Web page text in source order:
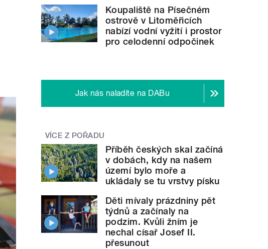
Koupaliště na Písečném
ostrově v Litoměřicích
nabízí vodní vyžití i prostor
pro celodenní odpočinek
Jak nás naladíte na DABu
VÍCE Z POŘADU
Příběh českých skal začíná
v dobách, kdy na našem
území bylo moře a
ukládaly se tu vrstvy písku
Děti mívaly prázdniny pět
týdnů a začínaly na
podzim. Kvůli žním je
nechal císař Josef II.
přesunout